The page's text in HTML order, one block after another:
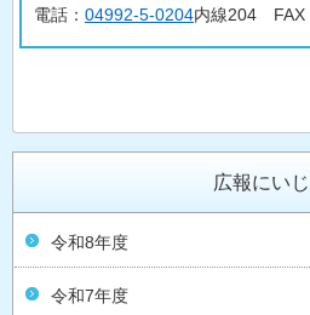
電話： 04992-5-0204内線204 FAX
広報にいじ
令和8年度
令和7年度